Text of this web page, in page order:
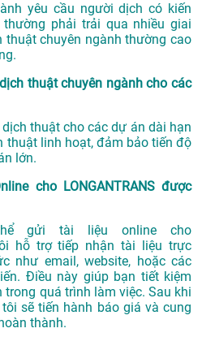
yêu cầu người dịch có kiến
phải trải qua nhiều giai
thuật chuyên ngành thường cao
thuật chuyên ngành cho các
dịch thuật cho các dự án dài hạn
thuật linh hoạt, đảm bảo tiến độ
lớn.
cho LONGANTRANS được
gửi tài liệu online cho
tôi hỗ trợ tiếp nhận tài liệu trực
như email, website, hoặc các
Điều này giúp bạn tiết kiệm
quá trình làm việc. Sau khi
sẽ tiến hành báo giá và cung
thành.